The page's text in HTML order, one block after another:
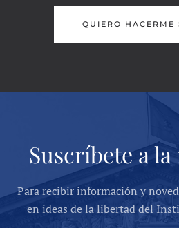
QUIERO HACERME
Suscríbete a
Para recibir información y
en ideas de la libertad del